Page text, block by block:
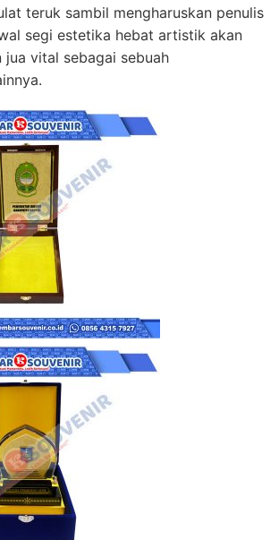
teruk sambil mengharuskan penulis
segi estetika hebat artistik akan
vital sebagai sebuah